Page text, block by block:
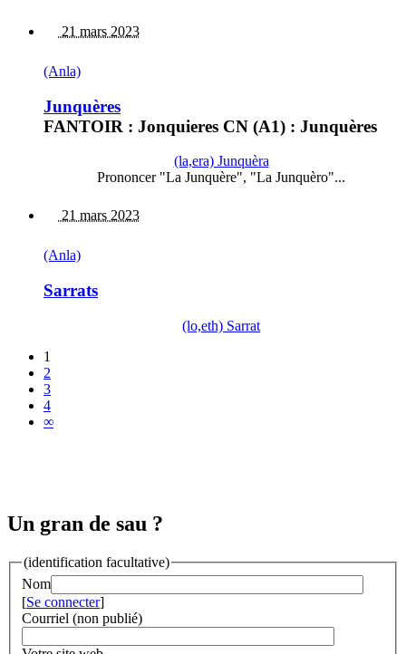
21 mars 2023
(Anla)
Junquères
FANTOIR : Jonquieres CN (A1) : Junquères
(la,era) Junquèra
Prononcer "La Junquère", "La Junquèro"...
21 mars 2023
(Anla)
Sarrats
(lo,eth) Sarrat
1
2
3
4
∞
Un gran de sau ?
(identification facultative)
Nom
[Se connecter]
Courriel (non publié)